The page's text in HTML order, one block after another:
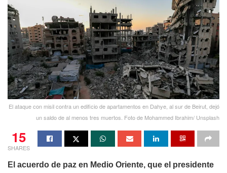
El ataque con misil contra un edificio de apartamentos en Dahye, al sur de Beirut, dejó
un saldo de al menos tres muertos. Foto de Mohammed Ibrahim/ Unsplash
15
SHARES
El acuerdo de paz en Medio Oriente, que el presidente